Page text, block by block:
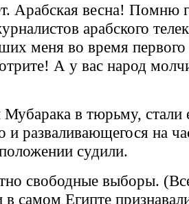
Арабская весна! Помню
арабского
меня во время
А у вас народ
в тюрьму, стали
и разваливающегося на
судили.
свободные выборы.
самом Египте